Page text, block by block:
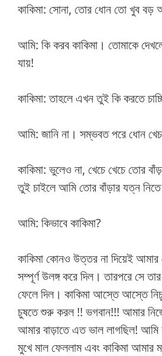
কাকিমা: সোনা, তোর ধোন তো খুব
আমি: কি করব কাকিমা। তোমাকে
যায়!
কাকিমা: তাহলে এখন তুই কি করতে
আমি: জানি না। সম্ভবত পরে ধোন
কাকিমা: ভুলেও না, খেচে খেচে তোর
তুই চাইলে আমি তোর বাঁড়ার যত্ন নিতে
আমি: কিভাবে কাকিমা?
কাকিমা কোনও উত্তর না দিয়েই আমার
সম্পূর্ণ উলঙ্গ করে দিল। তারপরে সে
ফেলে দিল। কাকিমা আস্তে আস্তে
চুষতে শুরু করল !! ভগবান!!! আমার
আমার বাড়াতে এত ভাল লাগছিল! আমি
মুখে মাল ফেললাম এবং কাকিমা আমার